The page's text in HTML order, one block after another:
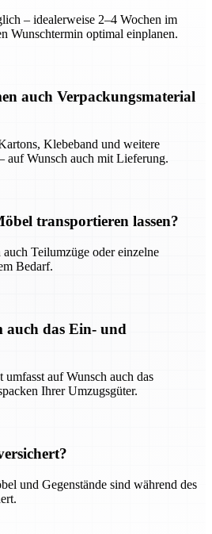
– idealerweise 2–4 Wochen im
Wunschtermin optimal einplanen.
auch Verpackungsmaterial
Klebeband und weitere
auf Wunsch auch mit Lieferung.
transportieren lassen?
Teilumzüge oder einzelne
Bedarf.
das Ein- und
umfasst auf Wunsch auch das
Ihrer Umzugsgüter.
und Gegenstände sind während des